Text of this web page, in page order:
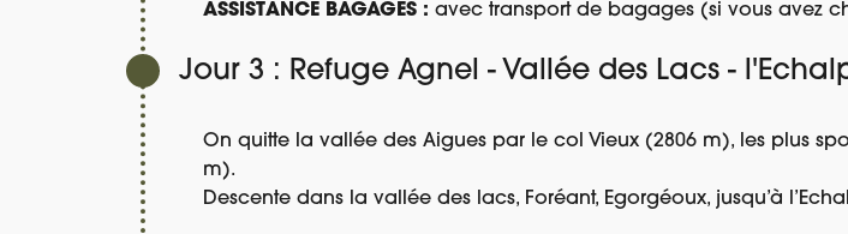
ASSISTANCE BAGAGES : avec transport de bagages (si vous avez
Jour 3 : Refuge Agnel - Vallée des Lacs -
On quitte la vallée des Aigues par le col Vieux (2806 m), les plus
m).
Descente dans la vallée des lacs, Foréant, Egorgéoux, jusqu’à